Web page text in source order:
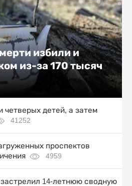
избили и
из-за 170 тысяч
четверых детей, а затем
41252
проспектов
4959
14-летнюю сводную